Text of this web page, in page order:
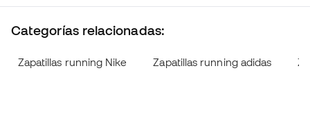
Categorías relacionadas:
Zapatillas running Nike Zapatillas running adidas